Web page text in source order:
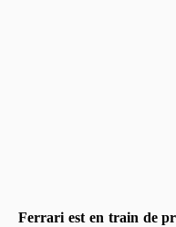
Ferrari est en train de